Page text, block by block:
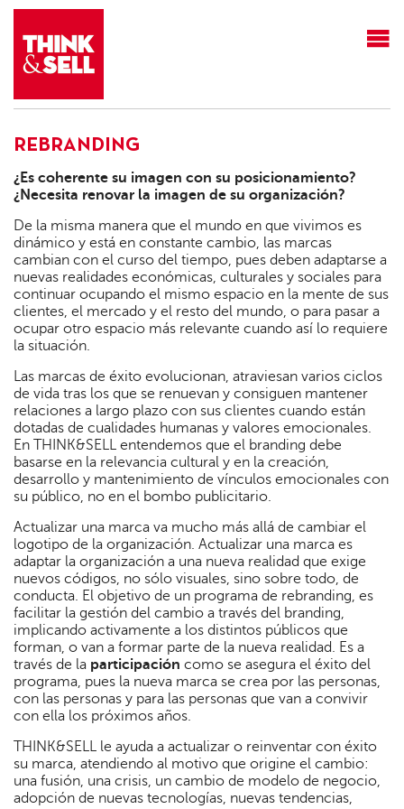
THINK&SELL
REBRANDING
¿Es coherente su imagen con su posicionamiento?
¿Necesita renovar la imagen de su organización?
De la misma manera que el mundo en que vivimos es
dinámico y está en constante cambio, las marcas
cambian con el curso del tiempo, pues deben adaptarse a
nuevas realidades económicas, culturales y sociales para
continuar ocupando el mismo espacio en la mente de sus
clientes, el mercado y el resto del mundo, o para pasar a
ocupar otro espacio más relevante cuando así lo requiere
la situación.
Las marcas de éxito evolucionan, atraviesan varios ciclos
de vida tras los que se renuevan y consiguen mantener
relaciones a largo plazo con sus clientes cuando están
dotadas de cualidades humanas y valores emocionales.
En THINK&SELL entendemos que el branding debe
basarse en la relevancia cultural y en la creación,
desarrollo y mantenimiento de vínculos emocionales con
su público, no en el bombo publicitario.
Actualizar una marca va mucho más allá de cambiar el
logotipo de la organización. Actualizar una marca es
adaptar la organización a una nueva realidad que exige
nuevos códigos, no sólo visuales, sino sobre todo, de
conducta. El objetivo de un programa de rebranding, es
facilitar la gestión del cambio a través del branding,
implicando activamente a los distintos públicos que
forman, o van a formar parte de la nueva realidad. Es a
través de la participación como se asegura el éxito del
programa, pues la nueva marca se crea por las personas,
con las personas y para las personas que van a convivir
con ella los próximos años.
THINK&SELL le ayuda a actualizar o reinventar con éxito
su marca, atendiendo al motivo que origine el cambio:
una fusión, una crisis, un cambio de modelo de negocio,
adopción de nuevas tecnologías, nuevas tendencias,